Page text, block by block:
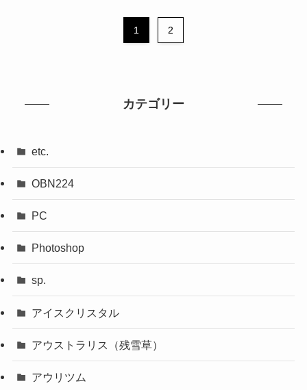
1 2
カテゴリー
etc.
OBN224
PC
Photoshop
sp.
アイスクリスタル
アウストラリス（残雪草）
アウリツム